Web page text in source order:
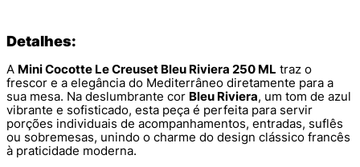
Detalhes:
A Mini Cocotte Le Creuset Bleu Riviera 250 ML traz o
frescor e a elegância do Mediterrâneo diretamente para a
sua mesa. Na deslumbrante cor Bleu Riviera, um tom de azul
vibrante e sofisticado, esta peça é perfeita para servir
porções individuais de acompanhamentos, entradas, suflês
ou sobremesas, unindo o charme do design clássico francês
à praticidade moderna.